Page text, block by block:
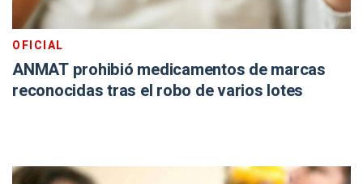
OFICIAL
ANMAT prohibió medicamentos de marcas
reconocidas tras el robo de varios lotes